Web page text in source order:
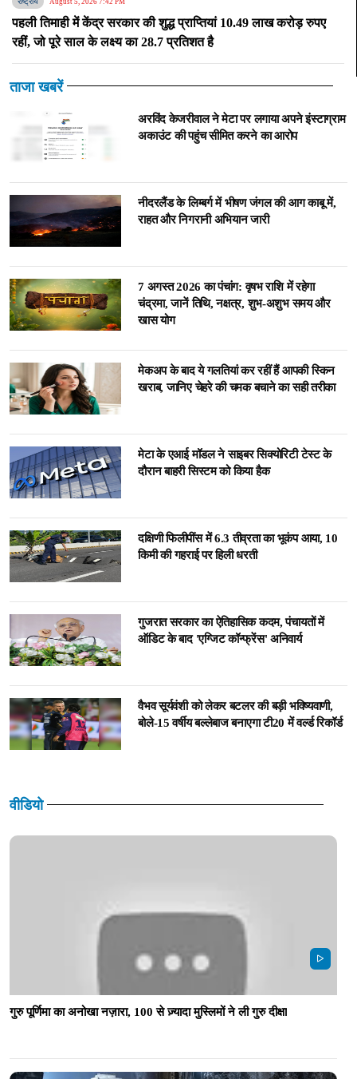
ताजा खबरें
अरविंद केजरीवाल ने मेटा पर लगाया अपने इंस्टाग्राम
अकाउंट की पहुंच सीमित करने का आरोप
नीदरलैंड के लिम्बर्ग में भीषण जंगल की आग काबू में,
राहत और निगरानी अभियान जारी
7 अगस्त 2026 का पंचांग: वृषभ राशि में रहेगा
चंद्रमा, जानें तिथि, नक्षत्र, शुभ-अशुभ समय और
खास योग
मेकअप के बाद ये गलतियां कर रहीं हैं आपकी स्किन
खराब, जानिए चेहरे की चमक बचाने का सही तरीका
मेटा के एआई मॉडल ने साइबर सिक्योरिटी टेस्ट के
दौरान बाहरी सिस्टम को किया हैक
दक्षिणी फिलीपींस में 6.3 तीव्रता का भूकंप आया, 10
किमी की गहराई पर हिली धरती
गुजरात सरकार का ऐतिहासिक कदम, पंचायतों में
ऑडिट के बाद 'एग्जिट कॉन्फ्रेंस' अनिवार्य
वैभव सूर्यवंशी को लेकर बटलर की बड़ी भविष्यवाणी,
बोले-15 वर्षीय बल्लेबाज बनाएगा टी20 में वर्ल्ड रिकॉर्ड
पहली तिमाही में केंद्र सरकार की शुद्ध प्राप्तियां 10.49 लाख करोड़ रुपए
रहीं, जो पूरे साल के लक्ष्य का 28.7 प्रतिशत है
वीडियो
गुरु पूर्णिमा का अनोखा नज़ारा, 100 से ज़्यादा मुस्लिमों ने ली गुरु दीक्षा